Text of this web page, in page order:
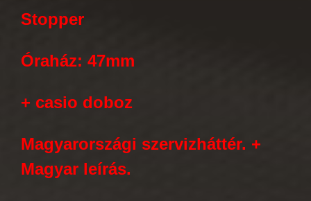
Stopper
Óraház: 47mm
+ casio doboz
Magyarországi szervizháttér. +
Magyar leírás.